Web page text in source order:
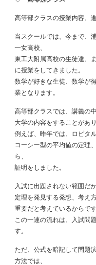
高等部クラスの授業内容、
当スクールでは、今まで、
一女高校、
東工大附属高校の生徒達、
に授業をしてきました。
数学が好きな生徒、数学が
業となります。
高等部クラスでは、講義の
大学の内容をすることがあり
例えば、昨年では、ロピタ
コーシー型の平均値の定理
ら、
証明をしました。
入試に出題されない範囲だ
定理を発見する発想、考え
重要だと考えているからです
この一連の流れは、入試問
す。
ただ、公式を暗記して問題
方法では、